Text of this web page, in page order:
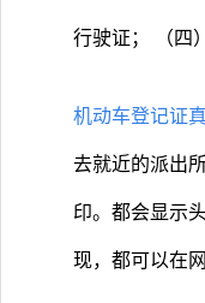
行驶证； （四
机动车登记证
去就近的派出
印。都会显示
现，都可以在